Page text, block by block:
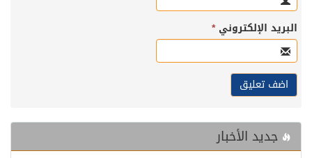
البريد الإلكتروني*
جديد الأخبار